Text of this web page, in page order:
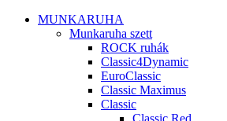
MUNKARUHA
Munkaruha szett
ROCK ruhák
Classic4Dynamic
EuroClassic
Classic Maximus
Classic
Classic Red